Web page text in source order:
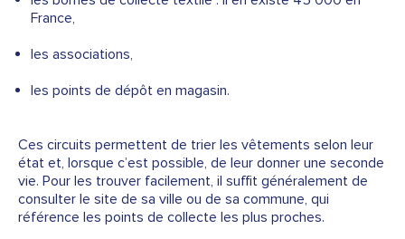
France,
les associations,
les points de dépôt en magasin.
Ces circuits permettent de trier les vêtements selon leur
état et, lorsque c’est possible, de leur donner une seconde
vie. Pour les trouver facilement, il suffit généralement de
consulter le site de sa ville ou de sa commune, qui
référence les points de collecte les plus proches.